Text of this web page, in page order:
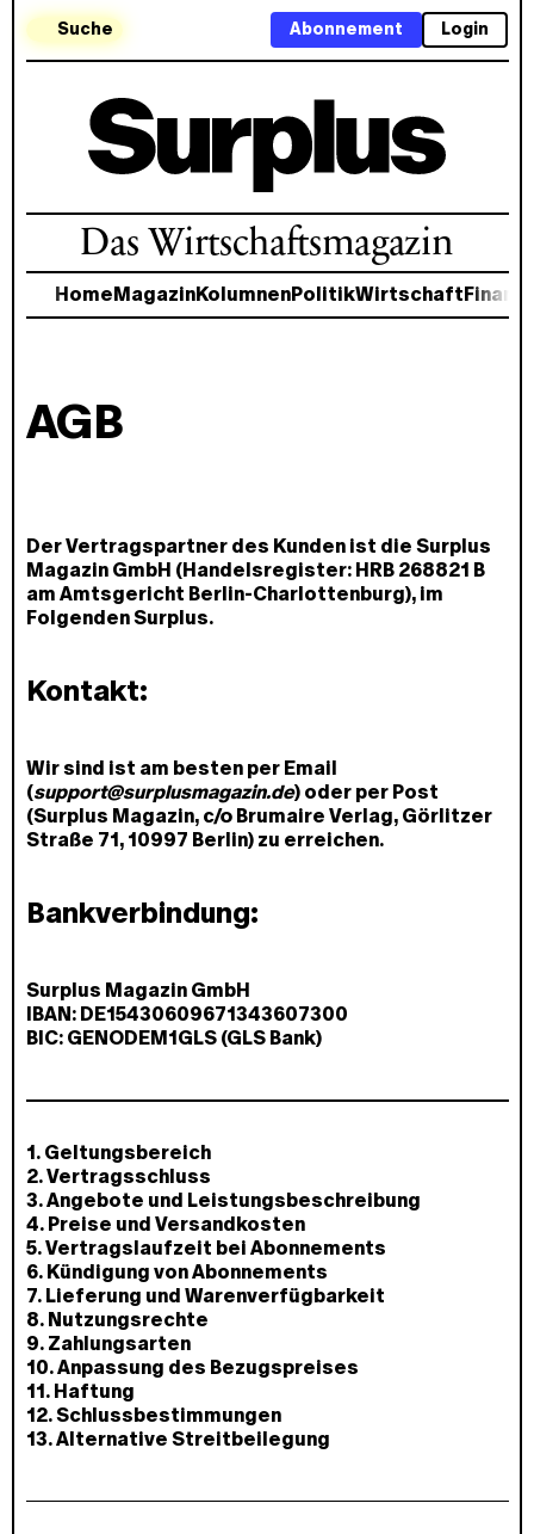
Suche Login
Abonnement
Das Wirtschaftsmagazin
Home MagazinKolumnenPolitikWirtschaft
AGB
Der Vertragspartner des Kunden ist die Surplus
Magazin GmbH (Handelsregister: HRB 268821 B
am Amtsgericht Berlin-Charlottenburg), im
Folgenden Surplus.
Kontakt:
Wir sind ist am besten per Email
(support@surplusmagazin.de) oder per Post
(Surplus Magazin, ℅ Brumaire Verlag, Görlitzer
Straße 71, 10997 Berlin) zu erreichen.
Bankverbindung:
Surplus Magazin GmbH
IBAN: DE15430609671343607300
BIC: GENODEM1GLS (GLS Bank)
1. Geltungsbereich
2. Vertragsschluss
3. Angebote und Leistungsbeschreibung
4. Preise und Versandkosten
5. Vertragslaufzeit bei Abonnements
6. Kündigung von Abonnements
7. Lieferung und Warenverfügbarkeit
8. Nutzungsrechte
9. Zahlungsarten
10. Anpassung des Bezugspreises
11. Haftung
12. Schlussbestimmungen
13. Alternative Streitbeilegung